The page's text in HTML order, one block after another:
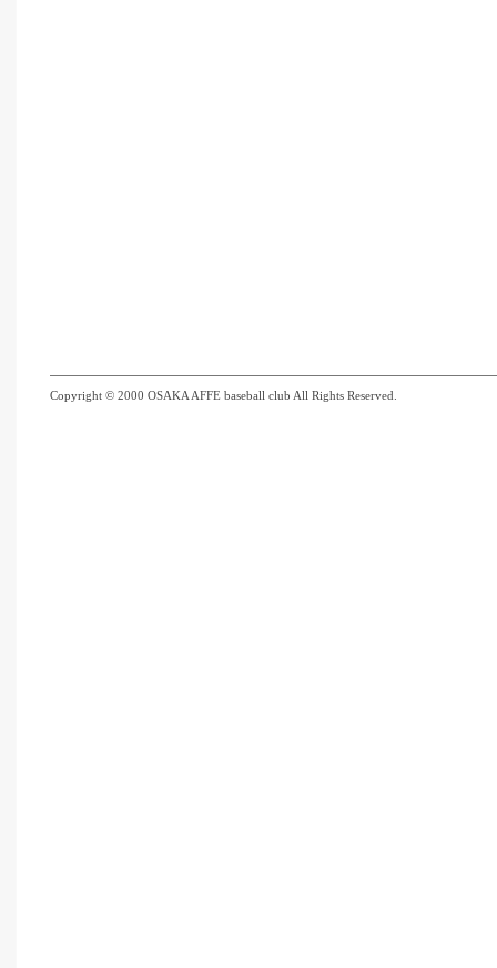
Copyright © 2000 OSAKA AFFE baseball club All Rights Reserved.